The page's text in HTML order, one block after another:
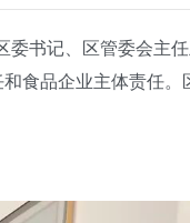
书记、区管委会主
食品企业主体责任。